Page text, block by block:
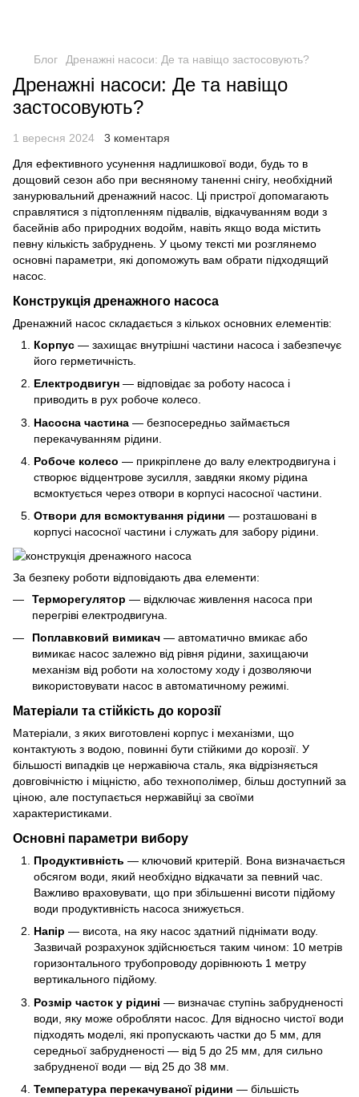
Блог Дренажні насоси: Де та навіщо застосовують?
Дренажні насоси: Де та навіщо
застосовують?
1 вересня 2024
3 коментаря
Для ефективного усунення надлишкової води, будь то в
дощовий сезон або при весняному таненні снігу, необхідний
занурювальний дренажний насос. Ці пристрої допомагають
справлятися з підтопленням підвалів, відкачуванням води з
басейнів або природних водойм, навіть якщо вода містить
певну кількість забруднень. У цьому тексті ми розглянемо
основні параметри, які допоможуть вам обрати підходящий
насос.
Конструкція дренажного насоса
Дренажний насос складається з кількох основних елементів:
Корпус — захищає внутрішні частини насоса і забезпечує
його герметичність.
Електродвигун — відповідає за роботу насоса і
приводить в рух робоче колесо.
Насосна частина — безпосередньо займається
перекачуванням рідини.
Робоче колесо — прикріплене до валу електродвигуна і
створює відцентрове зусилля, завдяки якому рідина
всмоктується через отвори в корпусі насосної частини.
Отвори для всмоктування рідини — розташовані в
корпусі насосної частини і служать для забору рідини.
За безпеку роботи відповідають два елементи:
Терморегулятор — відключає живлення насоса при
перегріві електродвигуна.
Поплавковий вимикач — автоматично вмикає або
вимикає насос залежно від рівня рідини, захищаючи
механізм від роботи на холостому ходу і дозволяючи
використовувати насос в автоматичному режимі.
Матеріали та стійкість до корозії
Матеріали, з яких виготовлені корпус і механізми, що
контактують з водою, повинні бути стійкими до корозії. У
більшості випадків це нержавіюча сталь, яка відрізняється
довговічністю і міцністю, або технополімер, більш доступний за
ціною, але поступається нержавійці за своїми
характеристиками.
Основні параметри вибору
Продуктивність — ключовий критерій. Вона визначається
обсягом води, який необхідно відкачати за певний час.
Важливо враховувати, що при збільшенні висоти підйому
води продуктивність насоса знижується.
Напір — висота, на яку насос здатний піднімати воду.
Зазвичай розрахунок здійснюється таким чином: 10 метрів
горизонтального трубопроводу дорівнюють 1 метру
вертикального підйому.
Розмір часток у рідині — визначає ступінь забрудненості
води, яку може обробляти насос. Для відносно чистої води
підходять моделі, які пропускають частки до 5 мм, для
середньої забрудненості — від 5 до 25 мм, для сильно
забрудненої води — від 25 до 38 мм.
Температура перекачуваної рідини — більшість